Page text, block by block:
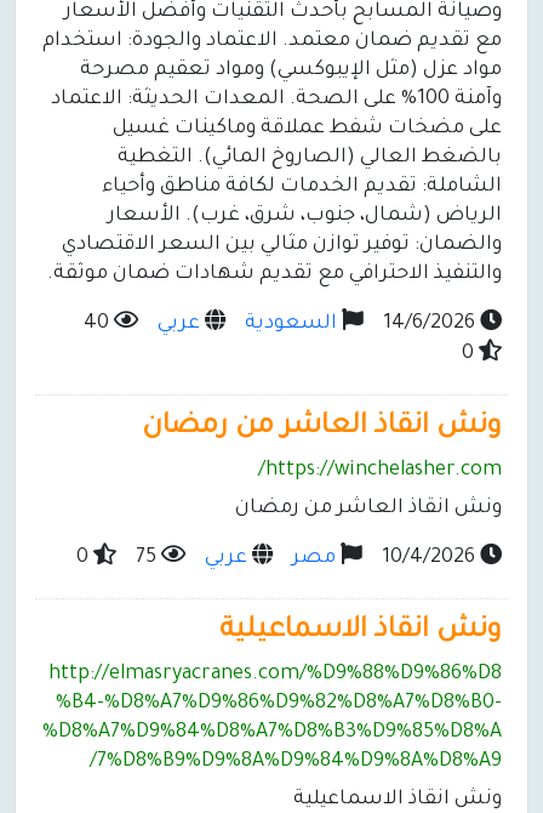
وصيانة المسابح بأحدث التقنيات وأفضل الأسعار
مع تقديم ضمان معتمد. الاعتماد والجودة: استخدام
مواد عزل (مثل الإيبوكسي) ومواد تعقيم مصرحة
وآمنة 100% على الصحة. المعدات الحديثة: الاعتماد
على مضخات شفط عملاقة وماكينات غسيل
بالضغط العالي (الصاروخ المائي). التغطية
الشاملة: تقديم الخدمات لكافة مناطق وأحياء
الرياض (شمال، جنوب، شرق، غرب). الأسعار
والضمان: توفير توازن مثالي بين السعر الاقتصادي
والتنفيذ الاحترافي مع تقديم شهادات ضمان موثقة.
السعودية عربي
ونش انقاذ العاشر من رمضان
https://winchelasher.com/
ونش انقاذ العاشر من رمضان
مصر عربي
ونش انقاذ الاسماعيلية
http://elmasryacranes.com/%D9%88%D9%86%D8
%B4-%D8%A7%D9%86%D9%82%D8%A7%D8%B0-
%D8%A7%D9%84%D8%A7%D8%B3%D9%85%D8%A
7%D8%B9%D9%8A%D9%84%D9%8A%D8%A9/
ونش انقاذ الاسماعيلية